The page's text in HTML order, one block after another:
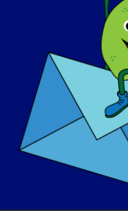
naukowych i
podnoszenia
zapewnienia ulgi
dotkniętym tą
nerwowo-
Gdyby jutro
chorobę LGMD,
rzeczą, którą
Jeśli zostanę
samo każdej